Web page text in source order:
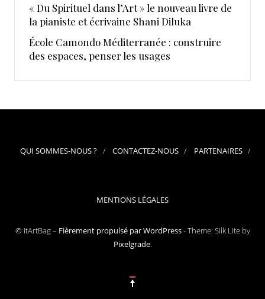
« Du Spirituel dans l’Art » le nouveau livre de
la pianiste et écrivaine Shani Diluka
École Camondo Méditerranée : construire
des espaces, penser les usages
QUI SOMMES-NOUS ? CONTACTEZ-NOUS PARTENAIRES
MENTIONS LÉGALES
© ItArtBag – Fièrement propulsé par WordPress-Theme: Silk Lite by
Pixelgrade.